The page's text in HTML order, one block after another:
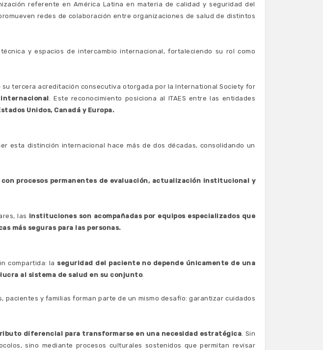
referente en América Latina en materia de calidad y seguridad del
redes de colaboración entre organizaciones de salud de distintos
y espacios de intercambio internacional, fortaleciendo su rol como
tercera acreditación consecutiva otorgada por la International Society for
. Este reconocimiento posiciona al ITAES entre las entidades
Unidos, Canadá y Europa.
esta distinción internacional hace más de dos décadas, consolidando un
procesos permanentes de evaluación, actualización institucional y
las instituciones son acompañadas por equipos especializados que
más seguras para las personas.
compartida: la seguridad del paciente no depende únicamente de una
al sistema de salud en su conjunto.
y familias forman parte de un mismo desafío: garantizar cuidados
diferencial para transformarse en una necesidad estratégica. Sin
sino mediante procesos culturales sostenidos que permitan revisar